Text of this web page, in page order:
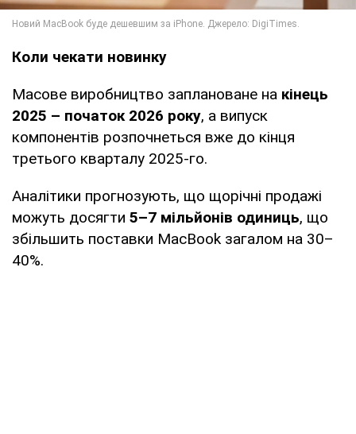
Коли чекати новинку
Масове виробництво заплановане на кінець
2025 – початок 2026 року, а випуск
компонентів розпочнеться вже до кінця
третього кварталу 2025-го.
Аналітики прогнозують, що щорічні продажі
можуть досягти 5–7 мільйонів одиниць, що
збільшить поставки MacBook загалом на 30–
40%.